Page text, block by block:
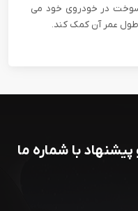
سوخت در خودروی خود می
طول عمر آن کمک کند.
با شماره ما